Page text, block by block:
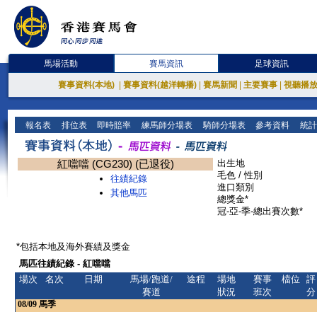
馬場活動 賽馬資訊 足球資訊
賽事資料(本地) 賽事資料(越洋轉播) 賽馬新聞 主要賽事 視聽播
報名表 排位表 即時賠率 練馬師分場表 騎師分場表 參考資料 統
紅噹噹 (CG230) (已退役)
往績紀錄
其他馬匹
出生地
毛色 / 性別
進口類別
總獎金*
冠-亞-季-總出賽次數*
*包括本地及海外賽績及獎金
馬匹往績紀錄 - 紅噹噹
場次
名次 日期
馬場/跑道/
賽道
途程
場地
狀況
賽事
班次
檔位
評
分
08/09 馬季